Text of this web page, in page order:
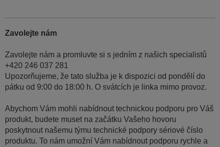
Zavolejte nám
Zavolejte nám a promluvte si s jedním z našich specialistů
+420 246 037 281
Upozorňujeme, že tato služba je k dispozici od pondělí do
pátku od 9:00 do 18:00 h. O svátcích je linka mimo provoz.
Abychom Vám mohli nabídnout technickou podporu pro Váš
produkt, budete muset na začátku Vašeho hovoru
poskytnout našemu týmu technické podpory sériové číslo
produktu. To nám umožní Vám nabídnout podporu rychle a